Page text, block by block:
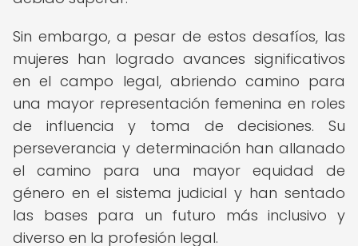
Sin embargo, a pesar de estos desafíos, las
mujeres han logrado avances significativos
en el campo legal, abriendo camino para
una mayor representación femenina en roles
de influencia y toma de decisiones. Su
perseverancia y determinación han allanado
el camino para una mayor equidad de
género en el sistema judicial y han sentado
las bases para un futuro más inclusivo y
diverso en la profesión legal.